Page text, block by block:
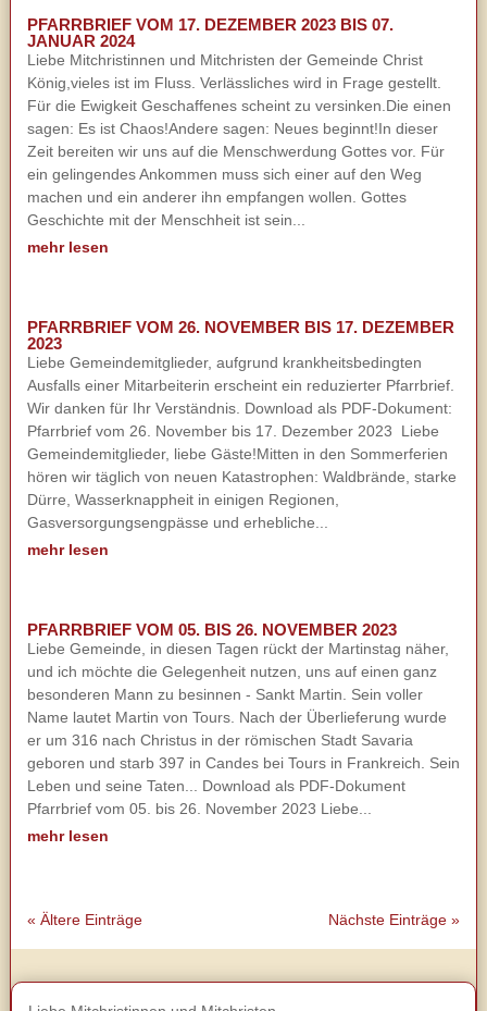
PFARRBRIEF VOM 17. DEZEMBER 2023 BIS 07.
JANUAR 2024
Liebe Mitchristinnen und Mitchristen der Gemeinde Christ
König,vieles ist im Fluss. Verlässliches wird in Frage gestellt.
Für die Ewigkeit Geschaffenes scheint zu versinken.Die einen
sagen: Es ist Chaos!Andere sagen: Neues beginnt!In dieser
Zeit bereiten wir uns auf die Menschwerdung Gottes vor. Für
ein gelingendes Ankommen muss sich einer auf den Weg
machen und ein anderer ihn empfangen wollen. Gottes
Geschichte mit der Menschheit ist sein...
mehr lesen
PFARRBRIEF VOM 26. NOVEMBER BIS 17. DEZEMBER
2023
Liebe Gemeindemitglieder, aufgrund krankheitsbedingten
Ausfalls einer Mitarbeiterin erscheint ein reduzierter Pfarrbrief.
Wir danken für Ihr Verständnis. Download als PDF-Dokument:
Pfarrbrief vom 26. November bis 17. Dezember 2023 Liebe
Gemeindemitglieder, liebe Gäste!Mitten in den Sommerferien
hören wir täglich von neuen Katastrophen: Waldbrände, starke
Dürre, Wasserknappheit in einigen Regionen,
Gasversorgungsengpässe und erhebliche...
mehr lesen
PFARRBRIEF VOM 05. BIS 26. NOVEMBER 2023
Liebe Gemeinde, in diesen Tagen rückt der Martinstag näher,
und ich möchte die Gelegenheit nutzen, uns auf einen ganz
besonderen Mann zu besinnen - Sankt Martin. Sein voller
Name lautet Martin von Tours. Nach der Überlieferung wurde
er um 316 nach Christus in der römischen Stadt Savaria
geboren und starb 397 in Candes bei Tours in Frankreich. Sein
Leben und seine Taten... Download als PDF-Dokument
Pfarrbrief vom 05. bis 26. November 2023 Liebe...
mehr lesen
« Ältere Einträge Nächste Einträge »